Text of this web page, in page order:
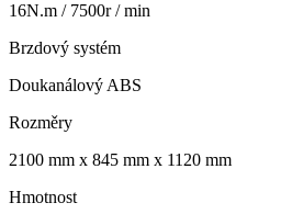
16N.m / 7500r / min
Brzdový systém
Doukanálový ABS
Rozměry
2100 mm x 845 mm x 1120 mm
Hmotnost